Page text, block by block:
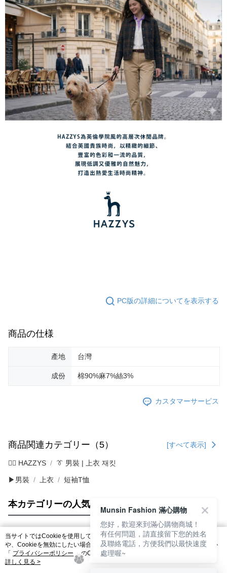
PC版の詳細についてを表示する
商品の仕様
產地 台灣
成份 棉90%麻7%絲3%
カスタマーサービス
商品関連カテゴリー（5） [すべて表示]
🐕‍🦺 HAZZYS 👔 男裝 | 上衣 재킷
▶男裝 上衣 短袖T恤
本カテゴリーの人気商品 サイト全体のランキング
人気タグ
当サイトではCookieを使用しています。当サイトのCookie使用に関する詳細
や、Cookieを無効にしたい場合のブラウザでの設定方法については、当サイト
「 プライバシーポリシー 」のCookieポリシーをご参照ください。お客さま
が、当サイトを引き続き使用される場合、当社がサイト利用規約のCookieポリ
詳しく見る >
Munsin Fashion 滿心購物
您好，歡迎來到滿心購物商城！
有任何問題，請直接留下您的姓名
及聯絡電話，方便我們以最快速度
處理喔~